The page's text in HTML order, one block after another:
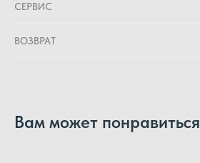
СЕРВИС
ВОЗВРАТ
Вам может понравиться